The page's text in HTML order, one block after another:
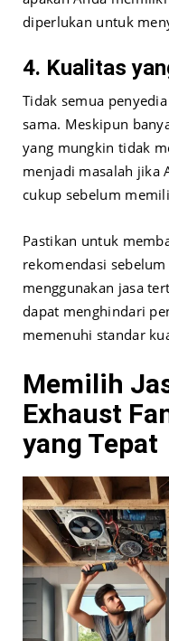
diperlukan untuk
4. Kualitas
Tidak semua
sama. Meskipun
yang mungkin tidak
menjadi masalah jika
cukup sebelum
Pastikan untuk
rekomendasi
menggunakan jasa
dapat menghindari
memenuhi standar
Memilih
Exhaust
yang Tepat